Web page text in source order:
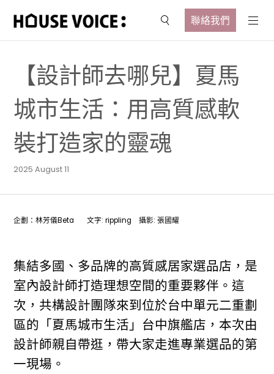
聯絡我們
【設計師去哪兒】夏馬
城市生活：用高質感軟
裝打造家的靈魂
2025 August 11
企劃：林芳儀Beta 文字: rippling 攝影: 張國耀
集結多國、多品牌的高質感居家選品店，是
室內設計師打造理想空間的重要夥伴。這
次，共構設計團隊來到位於台中單元二重劃
區的「夏馬城市生活」台中旗艦店，本次由
設計師親自帶逛，帶大家走進專業選品的第
一現場。